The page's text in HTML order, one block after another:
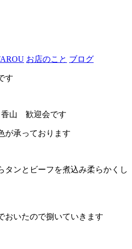
お店のこと ブログ
す
山 歓迎会です
承っております
タンとビーフを煮込み柔らかくし
いたので捌いていきます